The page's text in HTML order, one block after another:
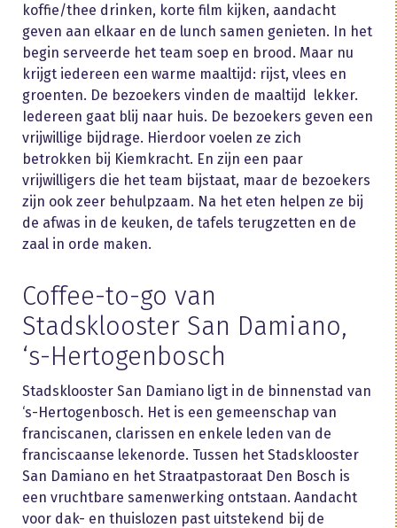
koffie/thee drinken, korte film kijken, aandacht
geven aan elkaar en de lunch samen genieten. In het
begin serveerde het team soep en brood. Maar nu
krijgt iedereen een warme maaltijd: rijst, vlees en
groenten. De bezoekers vinden de maaltijd lekker.
Iedereen gaat blij naar huis. De bezoekers geven een
vrijwillige bijdrage. Hierdoor voelen ze zich
betrokken bij Kiemkracht. En zijn een paar
vrijwilligers die het team bijstaat, maar de bezoekers
zijn ook zeer behulpzaam. Na het eten helpen ze bij
de afwas in de keuken, de tafels terugzetten en de
zaal in orde maken.
Coffee-to-go van
Stadsklooster San Damiano,
‘s-Hertogenbosch
Stadsklooster San Damiano ligt in de binnenstad van
‘s-Hertogenbosch. Het is een gemeenschap van
franciscanen, clarissen en enkele leden van de
franciscaanse lekenorde. Tussen het Stadsklooster
San Damiano en het Straatpastoraat Den Bosch is
een vruchtbare samenwerking ontstaan. Aandacht
voor dak- en thuislozen past uitstekend bij de